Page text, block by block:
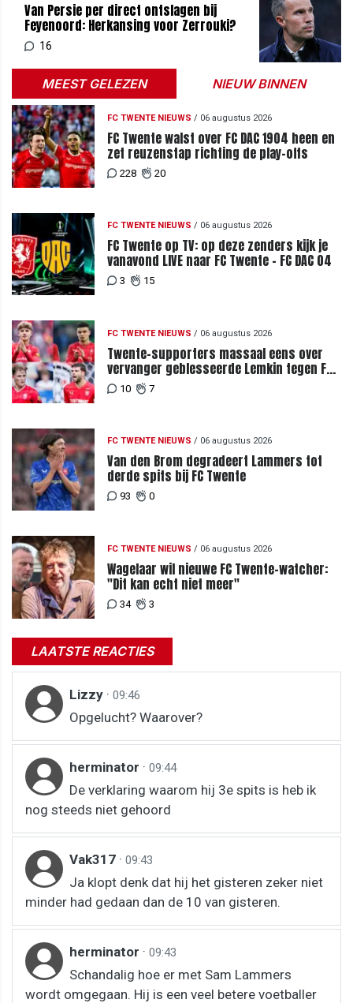
Van Persie per direct ontslagen bij
Feyenoord: Herkansing voor Zerrouki?
16
MEEST GELEZEN NIEUW BINNEN
FC TWENTE NIEUWS / 06 augustus 2026
FC Twente walst over FC DAC 1904 heen en
zet reuzenstap richting de play-offs
228 20
FC TWENTE NIEUWS / 06 augustus 2026
FC Twente op TV: op deze zenders kijk je
vanavond LIVE naar FC Twente - FC DAC 04
3 15
FC TWENTE NIEUWS / 06 augustus 2026
Twente-supporters massaal eens over
vervanger geblesseerde Lemkin tegen FC
DAC 04
10 7
FC TWENTE NIEUWS / 06 augustus 2026
Van den Brom degradeert Lammers tot
derde spits bij FC Twente
93 0
FC TWENTE NIEUWS / 06 augustus 2026
Wagelaar wil nieuwe FC Twente-watcher:
"Dit kan echt niet meer"
34 3
LAATSTE REACTIES
Lizzy · 09:46
Opgelucht? Waarover?
herminator · 09:44
De verklaring waarom hij 3e spits is heb ik
nog steeds niet gehoord
Vak317 · 09:43
Ja klopt denk dat hij het gisteren zeker niet
minder had gedaan dan de 10 van gisteren.
herminator · 09:43
Schandalig hoe er met Sam Lammers
wordt omgegaan. Hij is een veel betere voetballer